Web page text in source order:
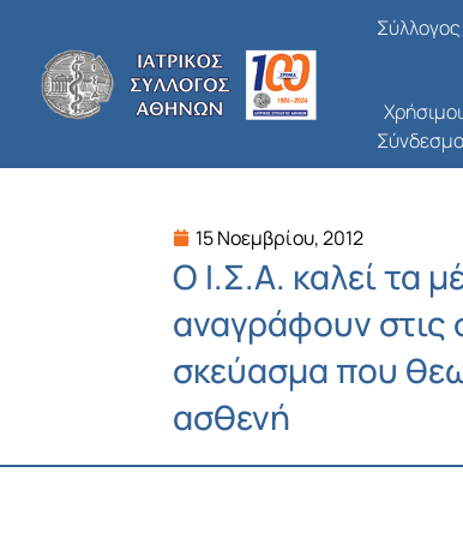
περιεχόμενο
Σύλλογος
Χρήσιμοι
15 Νοεμβρίου, 2012
Ο Ι.Σ.Α. καλεί τα
αναγράφουν στις
σκεύασμα που
ασθενή